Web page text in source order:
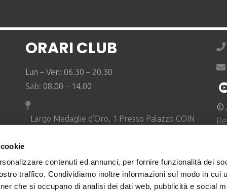
contenuti ed annunci, per fornire funzionalità dei
traffico. Condividiamo inoltre informazioni sul modo in cui
che si occupano di analisi dei dati web, pubblicità e social
ORARI CLUB
Lun – Ven: 06.30 – 20.30
Sab: 08.00 – 14.00
Largo Medaglie d’Oro, 1 Presso Palazzo COIN
©
la prevenzione delle molestie, della violenza di